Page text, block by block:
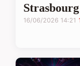
Strasbourg
16/06/2026 14:21